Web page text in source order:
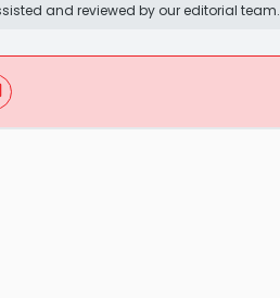
and reviewed by our editorial team.